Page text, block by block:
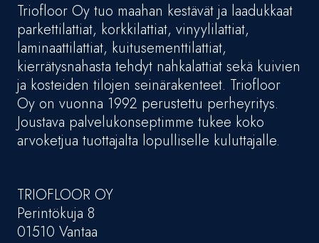
Triofloor Oy tuo maahan kestävät ja laadukkaat
parkettilattiat, korkkilattiat, vinyylilattiat,
laminaattilattiat, kuitusementtilattiat,
kierrätysnahasta tehdyt nahkalattiat sekä kuivien
ja kosteiden tilojen seinärakenteet. Triofloor
Oy on vuonna 1992 perustettu perheyritys.
Joustava palvelukonseptimme tukee koko
arvoketjua tuottajalta lopulliselle kuluttajalle.
TRIOFLOOR OY
Perintökuja 8
01510 Vantaa